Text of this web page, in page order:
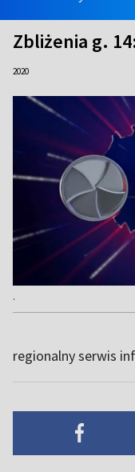
Zbliżenia g.
2020
.
regionalny serwis